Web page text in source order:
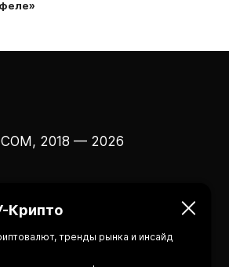
2018 — 2026
Крипто
тренды рынка и инсайд